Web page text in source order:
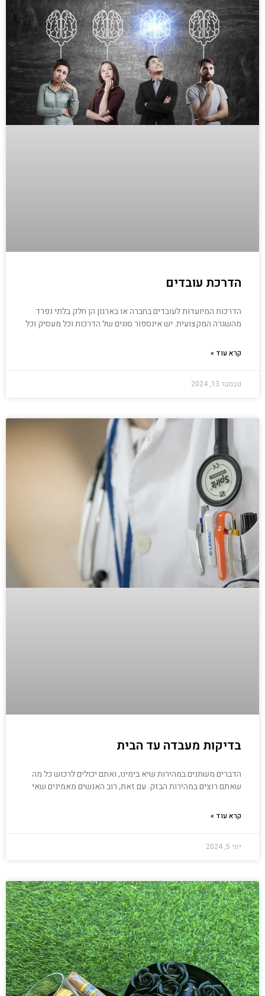
הדרכת עובדים
הדרכות המיועדות לעובדים בחברה או בארגון הן חלק בלתי נפרד
מהשגרה המקצועית. יש אינספור סוגים של הדרכות וכל מעסיק וכל
קרא עוד »
נובמבר 13, 2024
בדיקות מעבדה עד הבית
הדברים משתנים במהירות שיא בימינו, ואתם יכולים לרכוש כל מה
שאתם רוצים במהירות הבזק. עם זאת, רוב האנשים מאמינים שאי
קרא עוד »
יוני 5, 2024